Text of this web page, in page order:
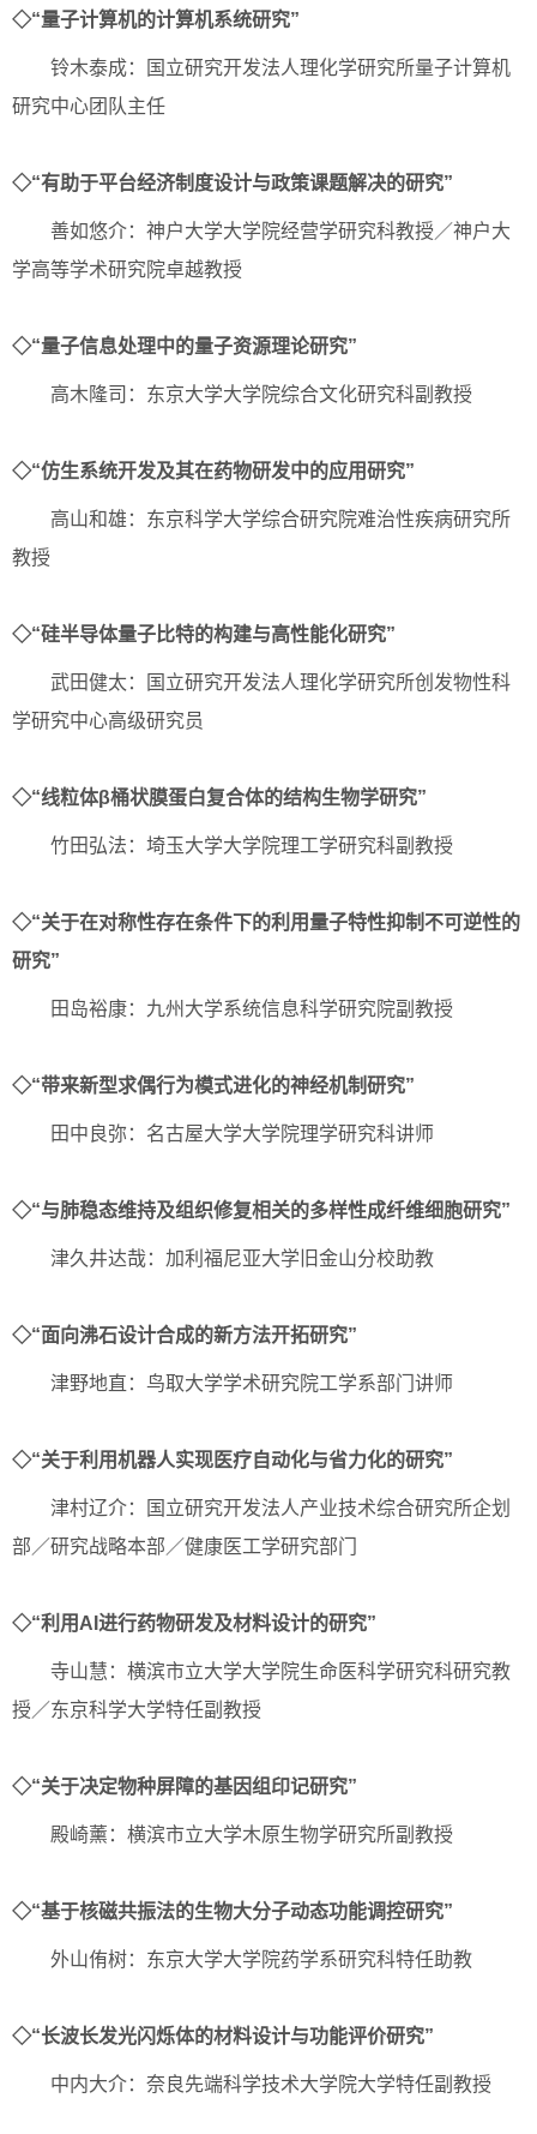
◇“量子计算机的计算机系统研究”
铃木泰成：国立研究开发法人理化学研究所量子计算机
研究中心团队主任
◇“有助于平台经济制度设计与政策课题解决的研究”
善如悠介：神户大学大学院经营学研究科教授／神户大
学高等学术研究院卓越教授
◇“量子信息处理中的量子资源理论研究”
高木隆司：东京大学大学院综合文化研究科副教授
◇“仿生系统开发及其在药物研发中的应用研究”
高山和雄：东京科学大学综合研究院难治性疾病研究所
教授
◇“硅半导体量子比特的构建与高性能化研究”
武田健太：国立研究开发法人理化学研究所创发物性科
学研究中心高级研究员
◇“线粒体β桶状膜蛋白复合体的结构生物学研究”
竹田弘法：埼玉大学大学院理工学研究科副教授
◇“关于在对称性存在条件下的利用量子特性抑制不可逆性的
研究”
田岛裕康：九州大学系统信息科学研究院副教授
◇“带来新型求偶行为模式进化的神经机制研究”
田中良弥：名古屋大学大学院理学研究科讲师
◇“与肺稳态维持及组织修复相关的多样性成纤维细胞研究”
津久井达哉：加利福尼亚大学旧金山分校助教
◇“面向沸石设计合成的新方法开拓研究”
津野地直：鸟取大学学术研究院工学系部门讲师
◇“关于利用机器人实现医疗自动化与省力化的研究”
津村辽介：国立研究开发法人产业技术综合研究所企划
部／研究战略本部／健康医工学研究部门
◇“利用AI进行药物研发及材料设计的研究”
寺山慧：横滨市立大学大学院生命医科学研究科研究教
授／东京科学大学特任副教授
◇“关于决定物种屏障的基因组印记研究”
殿崎薰：横滨市立大学木原生物学研究所副教授
◇“基于核磁共振法的生物大分子动态功能调控研究”
外山侑树：东京大学大学院药学系研究科特任助教
◇“长波长发光闪烁体的材料设计与功能评价研究”
中内大介：奈良先端科学技术大学院大学特任副教授